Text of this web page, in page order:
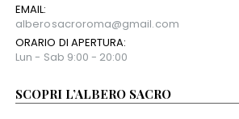
EMAIL:
alberosacroroma@gmail.com
ORARIO DI APERTURA:
Lun - Sab 9:00 - 20:00
SCOPRI L’ALBERO SACRO